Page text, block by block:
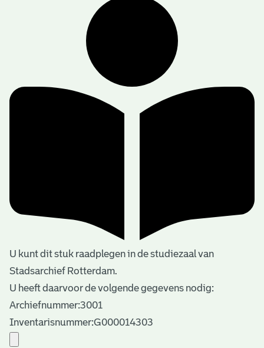
U kunt dit stuk raadplegen in de studiezaal van
Stadsarchief Rotterdam.
U heeft daarvoor de volgende gegevens nodig:
Archiefnummer:3001
Inventarisnummer:G000014303